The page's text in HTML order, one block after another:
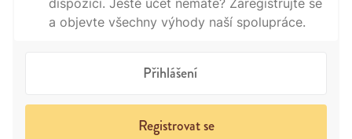
a objevte všechny výhody naší spolupráce.
Přihlášení
Registrovat se